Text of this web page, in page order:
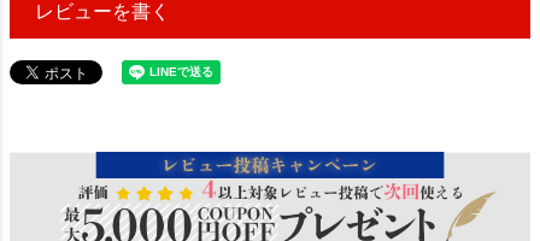
レビューを書く